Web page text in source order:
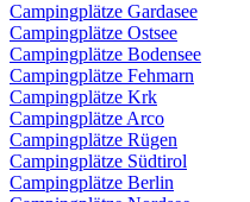
Campingplätze Gardasee
Campingplätze Ostsee
Campingplätze Bodensee
Campingplätze Fehmarn
Campingplätze Krk
Campingplätze Arco
Campingplätze Rügen
Campingplätze Südtirol
Campingplätze Berlin